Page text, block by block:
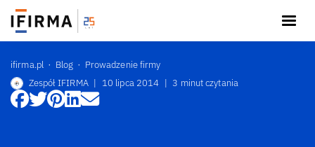
ifirma.pl Blog
Prowadzenie firmy
Zespół IFIRMA | 10 lipca 2014 | 3 minut czytania